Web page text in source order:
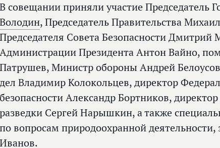
В совещании приняли участие Председатель
Володин, Председатель Правительства
Председателя Совета Безопасности Дмитрий
Администрации Президента Антон Вайно,
Патрушев, Министр обороны Андрей
дел Владимир Колокольцев, директор
безопасности Александр Бортников,
разведки Сергей Нарышкин, а также
по вопросам природоохранной деятельности,
Иванов.